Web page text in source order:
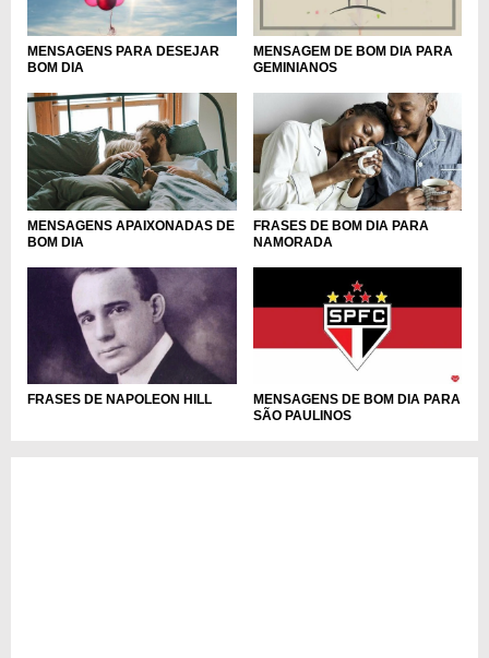
MENSAGENS PARA DESEJAR
BOM DIA
MENSAGEM DE BOM DIA PARA
GEMINIANOS
MENSAGENS APAIXONADAS DE
BOM DIA
FRASES DE BOM DIA PARA
NAMORADA
FRASES DE NAPOLEON HILL
MENSAGENS DE BOM DIA PARA
SÃO PAULINOS